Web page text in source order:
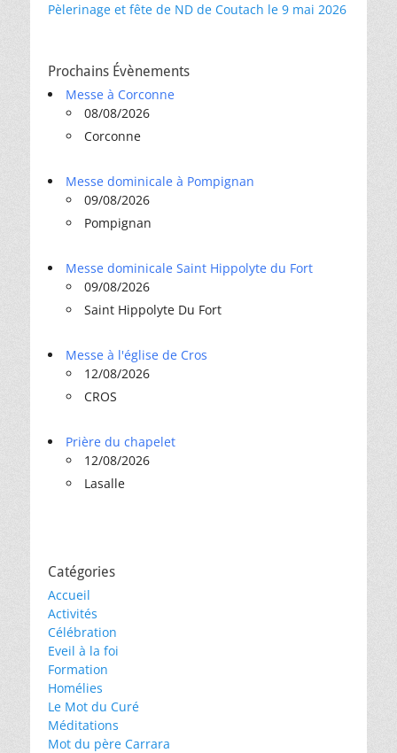
Pèlerinage et fête de ND de Coutach le 9 mai 2026
Prochains Évènements
Messe à Corconne
08/08/2026
Corconne
Messe dominicale à Pompignan
09/08/2026
Pompignan
Messe dominicale Saint Hippolyte du Fort
09/08/2026
Saint Hippolyte Du Fort
Messe à l'église de Cros
12/08/2026
CROS
Prière du chapelet
12/08/2026
Lasalle
Catégories
Accueil
Activités
Célébration
Eveil à la foi
Formation
Homélies
Le Mot du Curé
Méditations
Mot du père Carrara